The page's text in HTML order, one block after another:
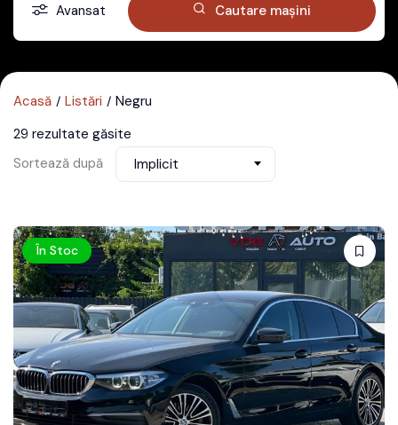
Avansat Cautare mașini
Acasă Listări
Negru
29 rezultate găsite
Sortează după
Implicit
În Stoc